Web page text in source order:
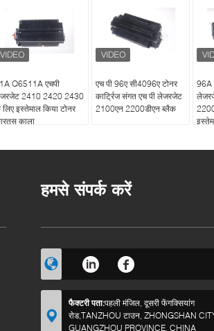
Q6511A एचपी
2410 2420 2430
इस्तेमाल किया टोनर
काला
एच पी 96ए सी4096ए टोनर
कार्ट्रिज संगत एच पी लेजरजेट
2100एन 2200डीएन ब्लैक
96A
हमसे संपर्क करें
फैक्टरी पता:पहली मंजिल, दूसरी फेंगक्सियांग
रोड,TANZHOU टाउन, ZHONGSHAN
GUANGZHOU PROVINCE, CHINA